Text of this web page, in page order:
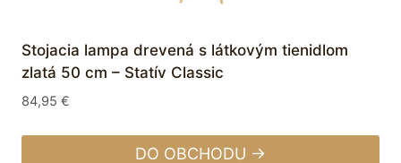
Stojacia lampa drevená s látkovým tienidlom
zlatá 50 cm – Statív Classic
84,95 €
DO OBCHODU →